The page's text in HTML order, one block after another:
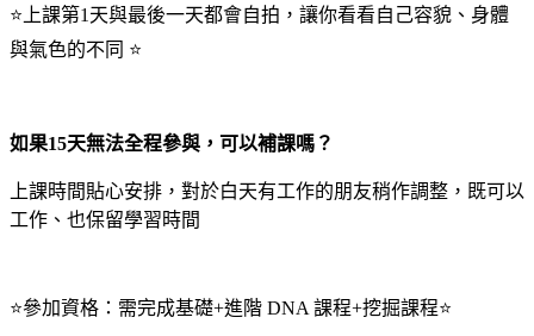
⭐上課第1天與最後一天都會自拍，讓你看看自己容貌、身體
與氣色的不同 ⭐
如果15天無法全程參與，可以補課嗎？
上課時間貼心安排，對於白天有工作的朋友稍作調整，既可以
工作、也保留學習時間
⭐️參加資格：需完成基礎+進階 DNA 課程+挖掘課程⭐️